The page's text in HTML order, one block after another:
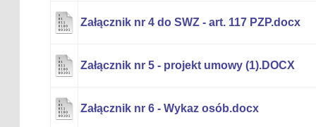
Załącznik nr 4 do SWZ - art. 117 PZP.docx
Załącznik nr 5 - projekt umowy (1).DOCX
Załącznik nr 6 - Wykaz osób.docx